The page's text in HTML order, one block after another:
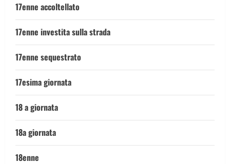
17enne accoltellato
17enne investita sulla strada
17enne sequestrato
17esima giornata
18 a giornata
18a giornata
18enne